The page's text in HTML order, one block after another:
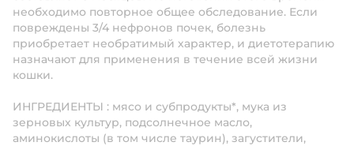
необходимо повторное общее обследование. Если
повреждены 3/4 нефронов почек, болезнь
приобретает необратимый характер, и диетотерапию
назначают для применения в течение всей жизни
кошки.
ИНГРЕДИЕНТЫ : мясо и субпродукты*, мука из
зерновых культур, подсолнечное масло,
аминокислоты (в том числе таурин), загустители,